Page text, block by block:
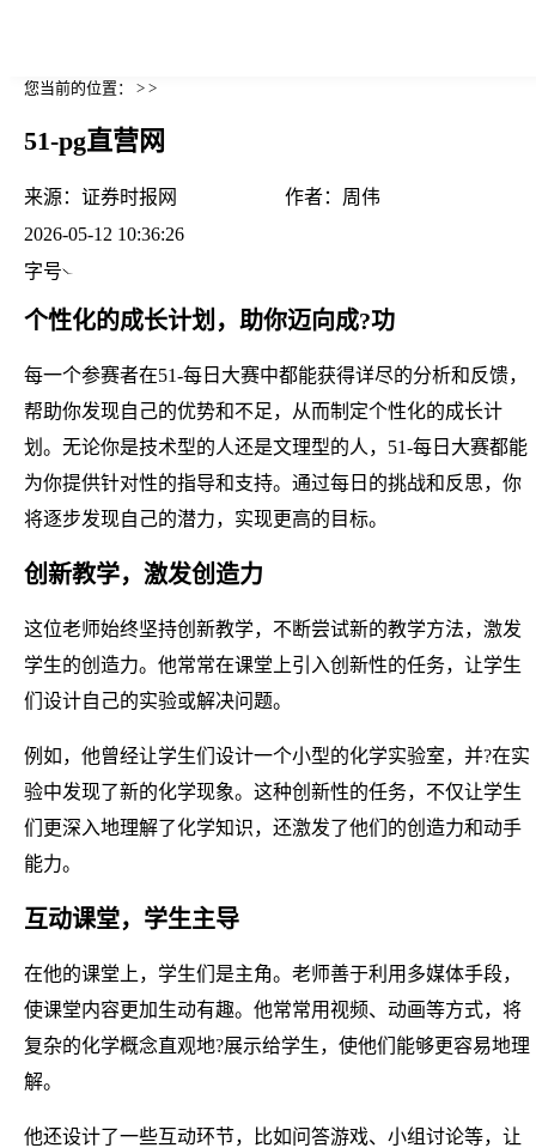
您当前的位置： > >
51-pg直营网
来源： 证券时报网 作者： 周伟
2026-05-12 10:36:26
字号
个性化的成长计划，助你迈向成?功
每一个参赛者在51-每日大赛中都能获得详尽的分析和反馈，
帮助你发现自己的优势和不足，从而制定个性化的成长计
划。无论你是技术型的人还是文理型的人，51-每日大赛都能
为你提供针对性的指导和支持。通过每日的挑战和反思，你
将逐步发现自己的潜力，实现更高的目标。
创新教学，激发创造力
这位老师始终坚持创新教学，不断尝试新的教学方法，激发
学生的创造力。他常常在课堂上引入创新性的任务，让学生
们设计自己的实验或解决问题。
例如，他曾经让学生们设计一个小型的化学实验室，并?在实
验中发现了新的化学现象。这种创新性的任务，不仅让学生
们更深入地理解了化学知识，还激发了他们的创造力和动手
能力。
互动课堂，学生主导
在他的课堂上，学生们是主角。老师善于利用多媒体手段，
使课堂内容更加生动有趣。他常常用视频、动画等方式，将
复杂的化学概念直观地?展示给学生，使他们能够更容易地理
解。
他还设计了一些互动环节，比如问答游戏、小组讨论等，让